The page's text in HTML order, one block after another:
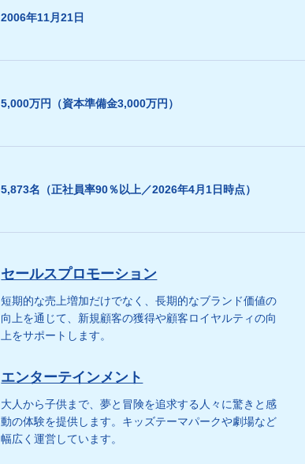
2006年11月21日
5,000万円（資本準備金3,000万円）
5,873名（正社員率90％以上／2026年4月1日時点）
セールスプロモーション
短期的な売上増加だけでなく、長期的なブランド価値の
向上を通じて、新規顧客の獲得や顧客ロイヤルティの向
上をサポートします。
エンターテインメント
大人から子供まで、夢と冒険を追求する人々に驚きと感
動の体験を提供します。キッズテーマパークや劇場など
幅広く運営しています。